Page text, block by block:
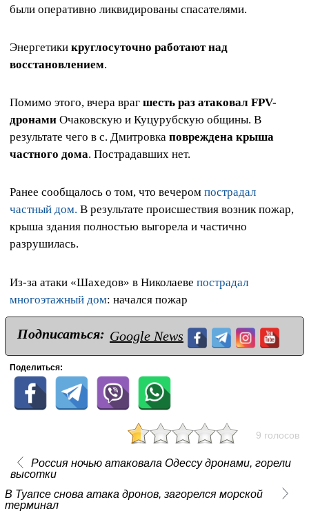
были оперативно ликвидированы спасателями.
Энергетики круглосуточно работают над
восстановлением.
Помимо этого, вчера враг шесть раз атаковал FPV-
дронами Очаковскую и Куцурубскую общины. В
результате чего в с. Дмитровка повреждена крыша
частного дома. Пострадавших нет.
Ранее сообщалось о том, что вечером пострадал
частный дом. В результате происшествия возник пожар,
крыша здания полностью выгорела и частично
разрушилась.
Из-за атаки «Шахедов» в Николаеве пострадал
многоэтажный дом: начался пожар
Подписаться: Google News
Поделиться:
9 голосов
Россия ночью атаковала Одессу дронами, горели
высотки
В Туапсе снова атака дронов, загорелся морской
терминал